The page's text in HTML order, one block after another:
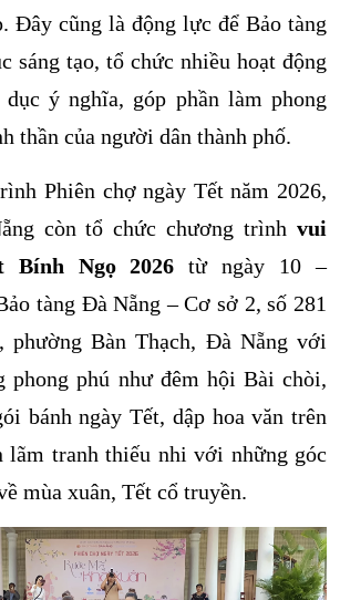
Đây cũng là động lực để Bảo tàng
sáng tạo, tổ chức nhiều hoạt động
ý nghĩa, góp phần làm phong
thần của người dân thành phố.
Phiên chợ ngày Tết năm 2026,
còn tổ chức chương trình vui
Bính Ngọ 2026 từ ngày 10 –
tàng Đà Nẵng – Cơ sở 2, số 281
phường Bàn Thạch, Đà Nẵng với
phong phú như đêm hội Bài chòi,
bánh ngày Tết, dập hoa văn trên
lãm tranh thiếu nhi với những góc
mùa xuân, Tết cổ truyền.